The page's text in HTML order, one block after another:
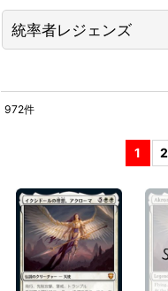
統率者レジェンズ
並び順:
972件
1 2